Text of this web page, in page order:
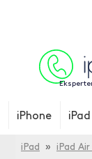
iPhone iPad
iPad » iPad